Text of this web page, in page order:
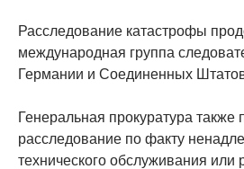
Расследование катастрофы
международная группа
Германии и Соединенных
Генеральная прокуратура также
расследование по факту
технического обслуживания или